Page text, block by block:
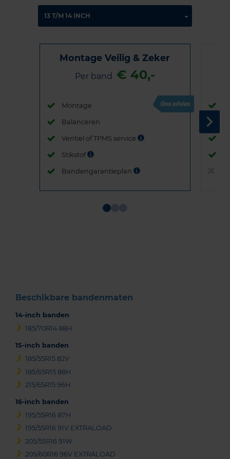
Montage Veilig & Zeker
Per band € 40,-
Montage
Balanceren
Ventiel of TPMS service
Stikstof
Bandengarantieplan
Beschikbare bandenmaten
14-inch banden
185/70R14 88H
15-inch banden
185/55R15 82V
185/65R15 88H
215/65R15 96H
16-inch banden
195/55R16 87H
195/55R16 91V EXTRALOAD
205/55R16 91W
205/60R16 96V EXTRALOAD